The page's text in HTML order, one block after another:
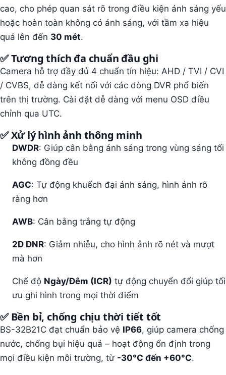
cao, cho phép quan sát rõ trong điều kiện ánh sáng yếu
hoặc hoàn toàn không có ánh sáng, với tầm xa hiệu
quả lên đến 30 mét.
✅Tương thích đa chuẩn đầu ghi
Camera hỗ trợ đầy đủ 4 chuẩn tín hiệu: AHD / TVI / CVI
/ CVBS, dễ dàng kết nối với các dòng DVR phổ biến
trên thị trường. Cài đặt dễ dàng với menu OSD điều
chỉnh qua UTC.
✅Xử lý hình ảnh thông minh
DWDR: Giúp cân bằng ánh sáng trong vùng sáng tối
không đồng đều
AGC: Tự động khuếch đại ánh sáng, hình ảnh rõ
ràng hơn
AWB: Cân bằng trắng tự động
2D DNR: Giảm nhiễu, cho hình ảnh rõ nét và mượt
mà hơn
Chế độ Ngày/Đêm (ICR) tự động chuyển đổi giúp tối
ưu ghi hình trong mọi thời điểm
✅ Bền bỉ, chống chịu thời tiết tốt
BS-32B21C đạt chuẩn bảo vệ IP66, giúp camera chống
nước, chống bụi hiệu quả – hoạt động ổn định trong
mọi điều kiện môi trường, từ -30°C đến +60°C.